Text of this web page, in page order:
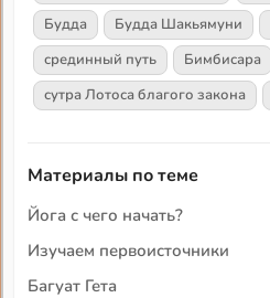
Будда
Будда Шакьямуни
срединный путь
Бимбисара
сутра Лотоса благого закона
Материалы по теме
Йога с чего начать?
Изучаем первоисточники
Багуат Гета